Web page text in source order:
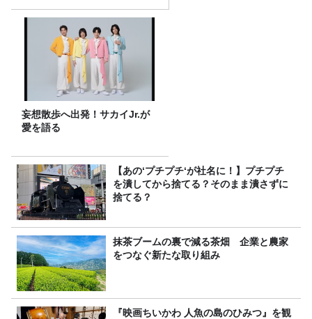
妄想散歩へ出発！サカイJr.が
愛を語る
【あの‘プチプチ‘が社名に！】プチプチ
を潰してから捨てる？そのまま潰さずに
捨てる？
抹茶ブームの裏で減る茶畑 企業と農家
をつなぐ新たな取り組み
『映画ちいかわ 人魚の島のひみつ』を観